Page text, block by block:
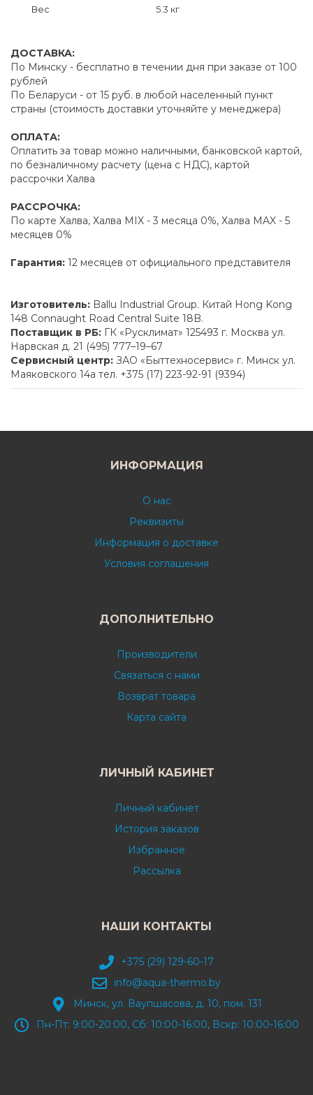
Вес
5.3 кг
ДОСТАВКА:
По Минску - бесплатно в течении дня при заказе от 100
рублей
По Беларуси - от 15 руб. в любой населенный пункт
страны (стоимость доставки уточняйте у менеджера)
ОПЛАТА:
Оплатить за товар можно наличными, банковской картой,
по безналичному расчету (цена с НДС), картой
рассрочки Халва
РАССРОЧКА:
По карте Халва, Халва MIX - 3 месяца 0%, Халва MAX - 5
месяцев 0%
Гарантия: 12 месяцев от официального представителя
Изготовитель: Ballu Industrial Group. Китай Hong Kong
148 Connaught Road Central Suite 18B.
Поставщик в РБ: ГК «Русклимат» 125493 г. Москва ул.
Нарвская д. 21 (495) 777–19–67
Сервисный центр: ЗАО «Быттехносервис» г. Минск ул.
Маяковского 14а тел. +375 (17) 223-92-91 (9394)
ИНФОРМАЦИЯ
О нас
Реквизиты
Информация о доставке
Условия соглашения
ДОПОЛНИТЕЛЬНО
Производители
Связаться с нами
Возврат товара
Карта сайта
ЛИЧНЫЙ КАБИНЕТ
Личный кабинет
История заказов
Избранное
Рассылка
НАШИ КОНТАКТЫ
+375 (29) 129-60-17
info@aqua-thermo.by
Минск, ул. Ваупшасова, д. 10, пом. 131
Пн-Пт: 9:00-20:00, Сб: 10:00-16:00, Вскр: 10:00-16:00